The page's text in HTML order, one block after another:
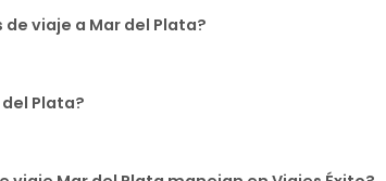
viaje a Mar del Plata?
Plata?